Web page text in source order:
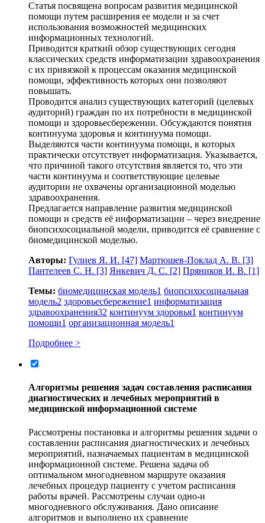
Статья посвящена вопросам развития медицинской
помощи путем расширения ее модели и за счет
использования возможностей медицинских
информационных технологий.
Приводится краткий обзор существующих сегодня
классических средств информатизации здравоохранения
с их привязкой к процессам оказания медицинской
помощи, эффективность которых они позволяют
повышать.
Проводится анализ существующих категорий (целевых
аудиторий) граждан по их потребности в медицинской
помощи и здоровьесбережении. Обсуждаются понятия
континуума здоровья и континуума помощи.
Выделяются части континуума помощи, в которых
практически отсутствует информатизация. Указывается,
что причиной такого отсутствия является то, что эти
части континуума и соответствующие целевые
аудитории не охвачены организационной моделью
здравоохранения.
Предлагается направление развития медицинской
помощи и средств её информатизации – через внедрение
биопсихосоциальной модели, приводится её сравнение с
биомедицинской моделью.
Авторы: Гулиев Я. И. [47] Мартюшев-Поклад А. В. [3]
Пантелеев С. Н. [3] Янкевич Д. С. [2] Пряников И. В. [1]
Темы: биомедицинская модель1 биопсихосоциальная
модель2 здоровьесбережение1 информатизация
здравоохранения32 континуум здоровья1 континуум
помощи1 организационная модель1
Подробнее >
Алгоритмы решения задач составления расписания
диагностических и лечебных мероприятий в
медицинской информационной системе
Рассмотрены постановка и алгоритмы решения задачи о
составлении расписания диагностических и лечебных
мероприятий, назначаемых пациентам в медицинской
информационной системе. Решена задача об
оптимальном многодневном маршруте оказания
лечебных процедур пациенту с учетом расписания
работы врачей. Рассмотрены случаи одно-и
многодневного обслуживания. Дано описание
алгоритмов и выполнено их сравнение